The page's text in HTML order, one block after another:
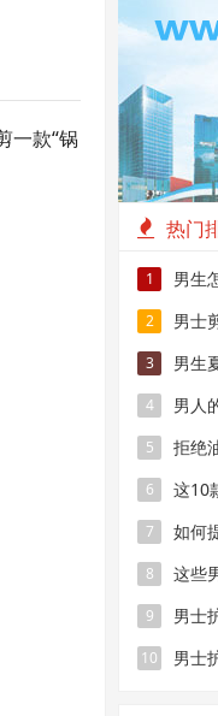
一款“锅
热门
1
男生
腻？
2
男士
值得尝试
3 男生
4 男人
5 拒绝
6 这10
7 如何
8
这些
看上去不
9 男士
10
男士